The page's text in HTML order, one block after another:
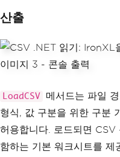
산출
LoadCSV
메서드는 파일
형식, 값 구분을 위한 구분
허용합니다. 로드되면 CSV
함하는 기본 워크시트를 제